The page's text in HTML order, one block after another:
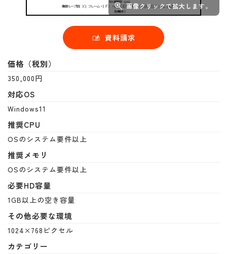
画像クリックで拡大します。
資料請求
価格（税別）
350,000円
対応OS
Windows11
推奨CPU
OSのシステム要件以上
推奨メモリ
OSのシステム要件以上
必要HD容量
1GB以上の空き容量
その他必要な環境
1024×768ピクセル
カテゴリー